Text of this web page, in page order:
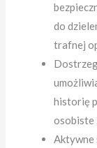
do
trafnej
historię
osobiste
Aktywne